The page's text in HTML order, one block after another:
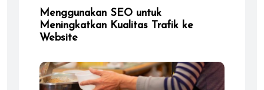
Menggunakan SEO untuk
Meningkatkan Kualitas Trafik ke
Website